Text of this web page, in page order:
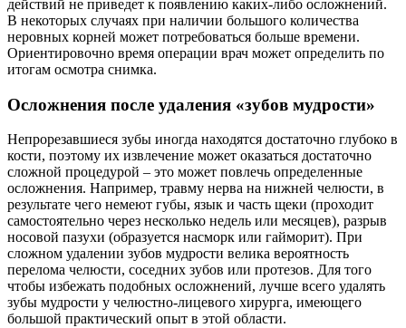
действий не приведет к появлению каких-либо осложнений.
В некоторых случаях при наличии большого количества
неровных корней может потребоваться больше времени.
Ориентировочно время операции врач может определить по
итогам осмотра снимка.
Осложнения после удаления «зубов мудрости»
Непрорезавшиеся зубы иногда находятся достаточно глубоко в
кости, поэтому их извлечение может оказаться достаточно
сложной процедурой – это может повлечь определенные
осложнения. Например, травму нерва на нижней челюсти, в
результате чего немеют губы, язык и часть щеки (проходит
самостоятельно через несколько недель или месяцев), разрыв
носовой пазухи (образуется насморк или гайморит). При
сложном удалении зубов мудрости велика вероятность
перелома челюсти, соседних зубов или протезов. Для того
чтобы избежать подобных осложнений, лучше всего удалять
зубы мудрости у челюстно-лицевого хирурга, имеющего
большой практический опыт в этой области.